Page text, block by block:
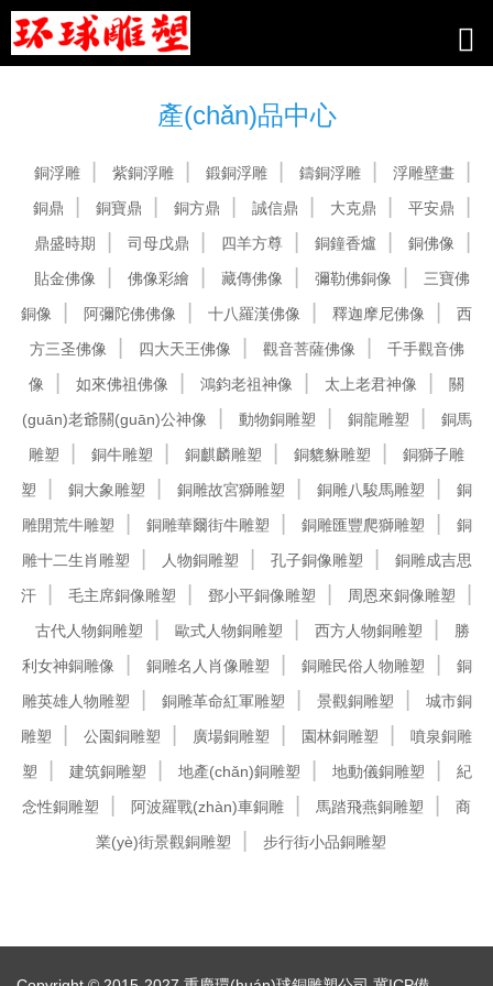
99久热_中国A级毛片视频_熟妇综合
网_国产AV影院_热久久久
產(chǎn)品中心
銅浮雕 紫銅浮雕 鍛銅浮雕 鑄銅浮雕
浮雕壁畫
銅鼎
銅寶鼎 銅方鼎 誠信鼎 大克鼎
平安鼎
鼎盛時期
司母戊鼎 四羊方尊 銅鐘香爐
銅佛像
貼金佛像
佛像彩繪 藏傳佛像 彌勒佛銅像
三寶佛
銅像
阿彌陀佛佛像 十八羅漢佛像 釋迦摩尼佛像
西
方三圣佛像
四大天王佛像 觀音菩薩佛像
千手觀音佛
像
如來佛祖佛像 鴻鈞老祖神像 太上老君神像
關
(guān)老爺關(guān)公神像
動物銅雕塑 銅龍雕塑
銅馬
雕塑
銅牛雕塑 銅麒麟雕塑 銅貔貅雕塑
銅獅子雕
塑
銅大象雕塑 銅雕故宮獅雕塑 銅雕八駿馬雕塑
銅
雕開荒牛雕塑
銅雕華爾街牛雕塑 銅雕匯豐爬獅雕塑
銅
雕十二生肖雕塑
人物銅雕塑 孔子銅像雕塑
銅雕成吉思
汗
毛主席銅像雕塑 鄧小平銅像雕塑
周恩來銅像雕塑
古代人物銅雕塑
歐式人物銅雕塑 西方人物銅雕塑
勝
利女神銅雕像
銅雕名人肖像雕塑 銅雕民俗人物雕塑
銅
雕英雄人物雕塑
銅雕革命紅軍雕塑 景觀銅雕塑
城市銅
雕塑
公園銅雕塑 廣場銅雕塑 園林銅雕塑
噴泉銅雕
塑
建筑銅雕塑 地產(chǎn)銅雕塑 地動儀銅雕塑
紀
念性銅雕塑
阿波羅戰(zhàn)車銅雕 馬踏飛燕銅雕塑
商
業(yè)街景觀銅雕塑
步行街小品銅雕塑